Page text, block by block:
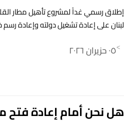
إطلاق رسمي غداً لمشروع تأهيل مطار
لبنان على إعادة تشغيل دولته وإعادة رسم
>٠٥ حزيران ٢٠٢٦
هل نحن أمام إعادة فتح